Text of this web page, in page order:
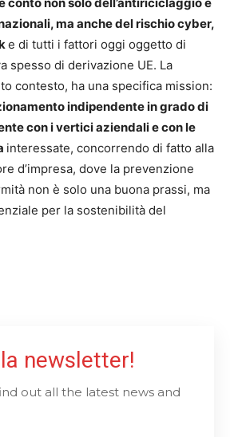
ma anche del rischio cyber,
e di tutti i fattori oggi oggetto di
spesso di derivazione UE. La
contesto, ha una specifica mission:
indipendente in grado di
con i vertici aziendali e con le
interessate, concorrendo di fatto alla
d’impresa, dove la prevenzione
non è solo una buona prassi, ma
per la sostenibilità del
newsletter!
out all the latest news and